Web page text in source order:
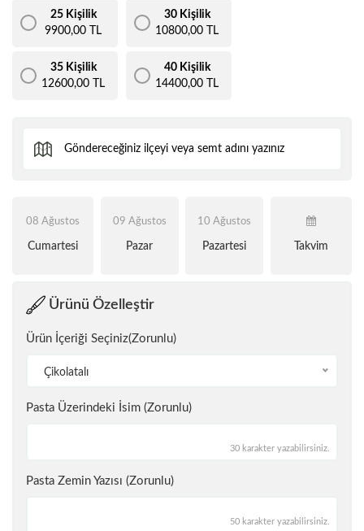
25 Kişilik
9900,00 TL
30 Kişilik
10800,00 TL
35 Kişilik
12600,00 TL
40 Kişilik
14400,00 TL
08 Ağustos
Cumartesi
09 Ağustos
Pazar
10 Ağustos
Pazartesi Takvim
Ürünü Özelleştir
Ürün İçeriği Seçiniz(Zorunlu)
Çikolatalı
Pasta Üzerindeki İsim (Zorunlu)
30 karakter yazabilirsiniz.
Pasta Zemin Yazısı (Zorunlu)
50 karakter yazabilirsiniz.